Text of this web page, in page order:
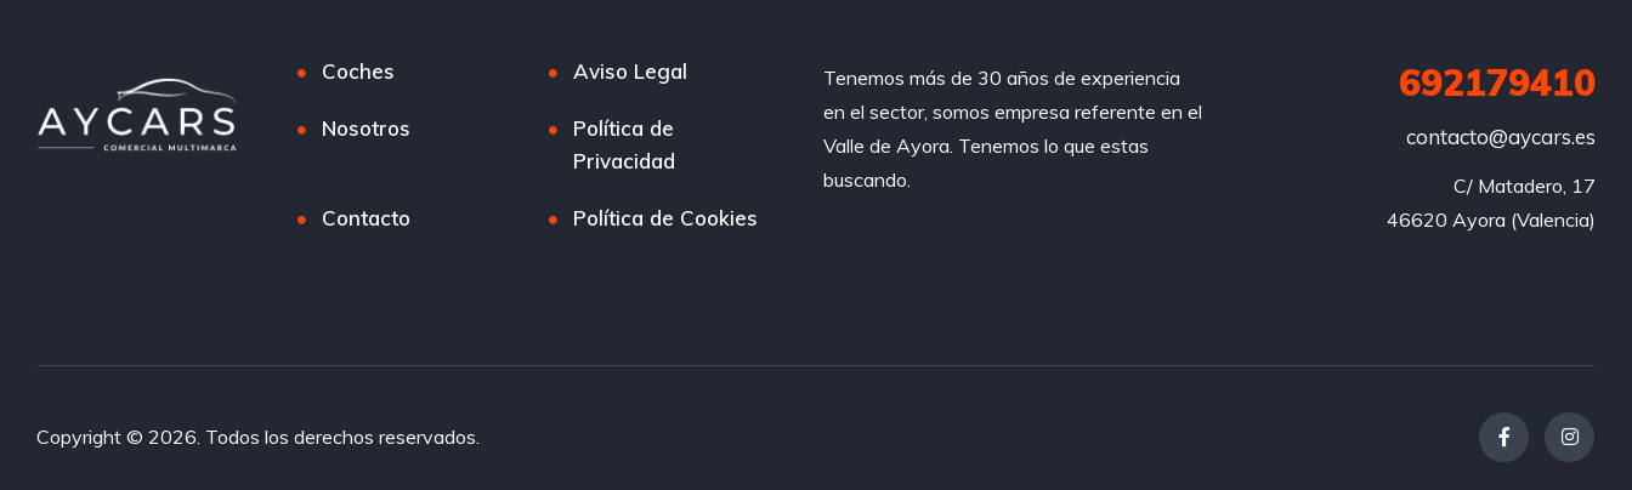
Coches Aviso Legal
Nosotros
Política de
Privacidad
Contacto Política de Cookies
Tenemos más de 30 años de experiencia
en el sector, somos empresa referente en el
Valle de Ayora. Tenemos lo que estas
buscando.
692179410
contacto@aycars.es
C/ Matadero, 17
46620 Ayora (Valencia)
Copyright © 2026. Todos los derechos reservados.